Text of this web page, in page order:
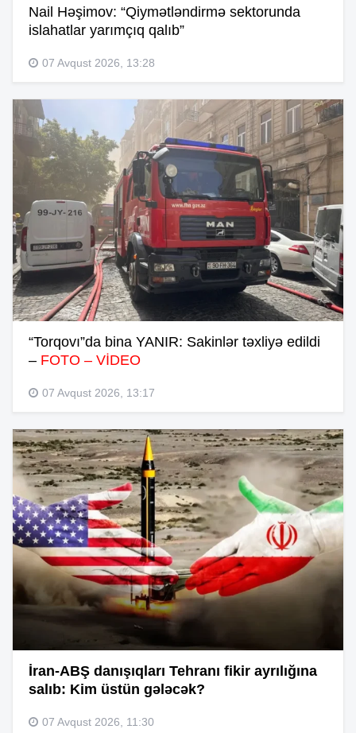
Nail Həşimov: “Qiymətləndirmə sektorunda
islahatlar yarımçıq qalıb”
07 Avqust 2026, 13:28
“Torqovı”da bina YANIR: Sakinlər təxliyə edildi
– FOTO – VİDEO
07 Avqust 2026, 13:17
İran-ABŞ danışıqları Tehranı fikir ayrılığına
salıb: Kim üstün gələcək?
07 Avqust 2026, 11:30